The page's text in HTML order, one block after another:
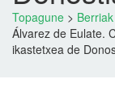
Topagune > Berriak
Álvarez de Eulate.
ikastetxea de